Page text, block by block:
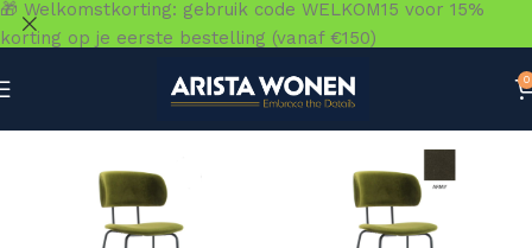
0
🎁 Welkomstkorting: gebruik code WELKOM15 voor 15%
korting op je eerste bestelling (vanaf €150)